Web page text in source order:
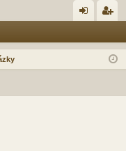
lá
se
ist
va